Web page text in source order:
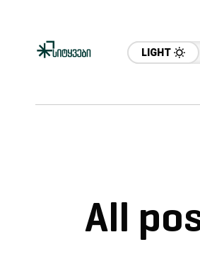
LIGHT
All